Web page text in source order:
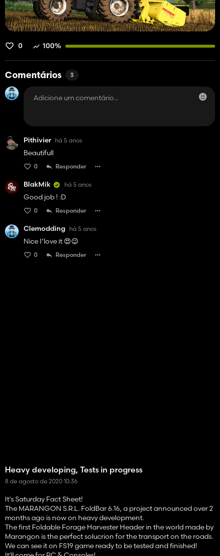
0 100%
Comentários 3
Pithivier há 5 anos
Beautifull
0 Responder
BlakMik há 5 anos
Good job ! :D
0 Responder
Clemodding há 5 anos
Nice I’love it 😍😉
0 Responder
Heavy developing, Tests in progress
8 de agosto de 2020 10:36
It's Saturday Fact Sheet!
The MARANGON S.R.L. FoldBar 6.16, a project announced over 2
months ago is now on heavy development.
The first Foldable Forage Harvester Header in the world made by
Marangon is the perfect solucrion for the transport on the roads.
We can see it on FS19 game ready to be tested and finished!